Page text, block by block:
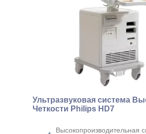
Ультразвуковая система
Четкости Philips HD7
Высокопроизводительная